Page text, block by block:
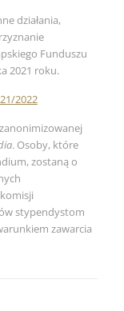
działania,
Funduszu
2021 roku.
2022
. Osoby, które
zostaną o
stypendystom
zawarcia